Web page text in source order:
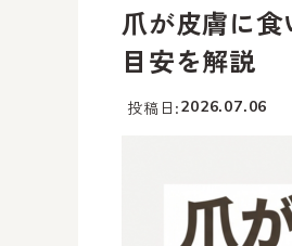
爪が皮膚に
目安を解説
投稿日 2026.07.06